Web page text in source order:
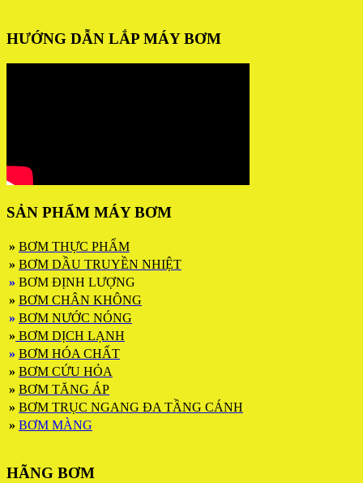
HƯỚNG DẪN LẮP MÁY BƠM
SẢN PHẨM MÁY BƠM
» BƠM THỰC PHẨM
» BƠM DẦU TRUYỀN NHIỆT
» BƠM ĐỊNH LƯỢNG
» BƠM CHÂN KHÔNG
» BƠM NƯỚC NÓNG
» BƠM DỊCH LẠNH
» BƠM HÓA CHẤT
» BƠM CỨU HỎA
» BƠM TĂNG ÁP
» BƠM TRỤC NGANG ĐA TẦNG CÁNH
» BƠM MÀNG
HÃNG BƠM